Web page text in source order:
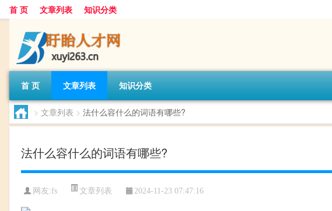
首 页 文章列表 知识分类
首 页 文章列表 知识分类
> 文章列表 > 法什么容什么的词语有哪些?
法什么容什么的词语有哪些?
网友:fs 文章列表 2024-11-23 07:47:16